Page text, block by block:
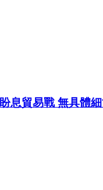
息貿易戰 無具體